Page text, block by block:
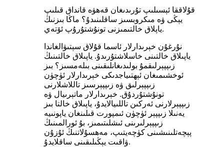
قۇلاققا ئېسىلىپ تۇرىدىغان قەھۋە قانداق قىلىپ
يېڭى ۋە مىكروبسىز ساقلىنىدۇ؟ ماڭا بىزنىڭ
ياپلاق خالتىمىزنى تونۇشتۇرۇپ ئۆتەي.
نۇرغۇن خېرىدارلار ئاسما قۇلاق سېتىۋالغاندا
ياپىلاق خالتىنى خاسلاشتۇرىدۇ. ياپىلاق خالتىنىڭ
زىپپېرلىقمۇ بولىدىغانلىقىنى بىلەمسىز؟ بىز
ئوخشىمىغان ئېھتىياجدىكى خېرىدارلار ئۈچۈن
زىپپېرلىق ۋە زىپپېرسىز تاللاشلارنى
تونۇشتۇردۇق. خېرىدارلار ماتېرىيال ۋە
زىپپېرلارنى ئەركىن تاللىيالايدۇ، ياپىلاق خالتا بىز
يەنىلا زىپپېر ئۈچۈن ئىمپورت قىلىنغان ياپونىيە
زىپپېرلىرىنى ئىشلىتىمىز، بۇ ئورالمىنىڭ
پېچەتلىنىشىنى كۈچەيتىپ، مەھسۇلاتنىڭ ئۇزۇن
ۋاقىت يېڭىلىقىنى ساقلايدۇ.